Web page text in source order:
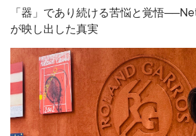
「器」であり続ける苦悩と覚悟
が映し出した真実